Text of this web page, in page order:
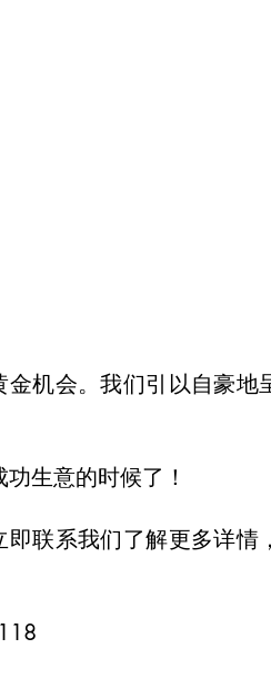
机会。我们引以自豪地
生意的时候了！
联系我们了解更多详情